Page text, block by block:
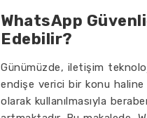
WhatsApp
Edebilir?
Günümüzde, iletişim
endişe verici bir konu haline
olarak kullanılmasıyla